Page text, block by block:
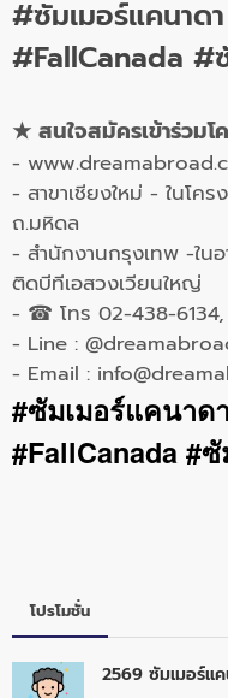
#ซัมเมอร์แคนาด
#FallCanada #
★ สนใจสมัครเข้าร่วม
-
- สาขาเชียงใหม่ - ในโค
ถ.มหิดล
- สำนักงานกรุงเทพ -ใน
ติดบีทีเอสวงเวียนใหญ่
- ☎ โทร 02-438-6134,
- Line :
- Email :
#ซัมเมอร์แคนาด
#FallCanada #
โปรโมชั่น
2569 ซัมเมอร์แ